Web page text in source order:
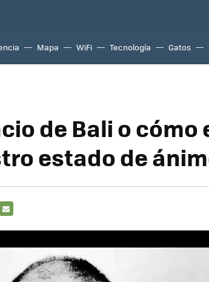
Mapa WiFi Tecnología Gatos
de Bali o cómo
estado de